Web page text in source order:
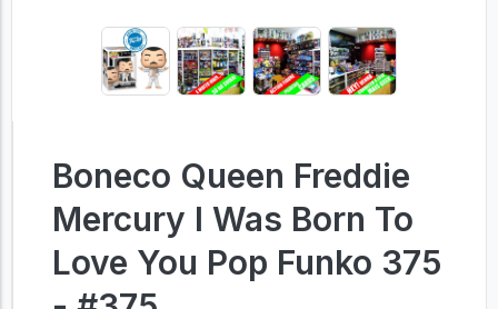
Boneco Queen Freddie
Mercury I Was Born To
Love You Pop Funko 375